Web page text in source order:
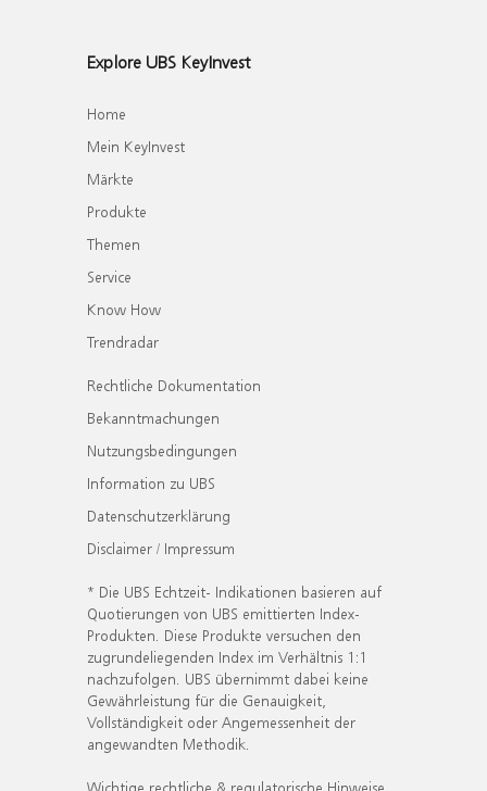
Explore UBS KeyInvest
Home
Mein KeyInvest
Märkte
Produkte
Themen
Service
Know How
Trendradar
Rechtliche Dokumentation
Bekanntmachungen
Nutzungsbedingungen
Information zu UBS
Datenschutzerklärung
Disclaimer / Impressum
* Die UBS Echtzeit- Indikationen basieren auf
Quotierungen von UBS emittierten Index-
Produkten. Diese Produkte versuchen den
zugrundeliegenden Index im Verhältnis 1:1
nachzufolgen. UBS übernimmt dabei keine
Gewährleistung für die Genauigkeit,
Vollständigkeit oder Angemessenheit der
angewandten Methodik.